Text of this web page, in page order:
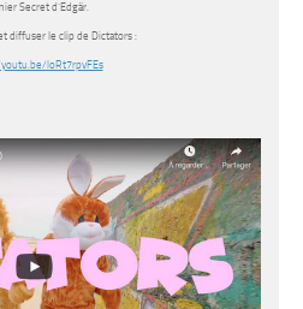
Secret d’Edgär.
diffuser le clip de Dictators :
loRt7rpvFEs